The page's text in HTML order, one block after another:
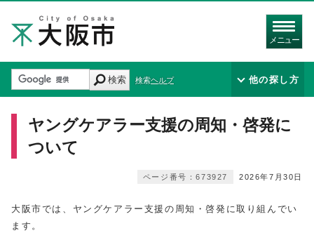
メニュー
検索 検索ヘルプ 他の探し方
ヤングケアラー支援の周知・啓発に
ついて
2026年7月30日
ページ番号：673927
大阪市では、ヤングケアラー支援の周知・啓発に取り組んでい
ます。